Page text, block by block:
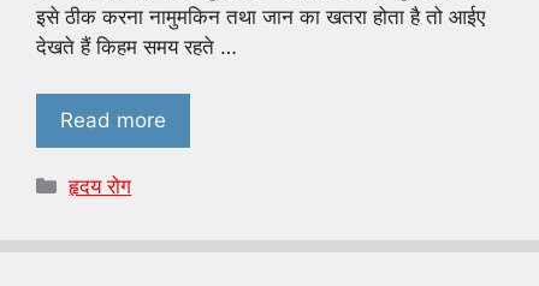
इसे ठीक करना नामुमकिन तथा जान का खतरा होता है तो आईए
देखते हैं किहम समय रहते …
Read more
Categories
हृदय रोग